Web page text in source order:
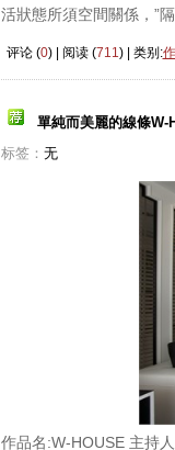
活狀態所須空間關係，”
评论 (0) | 阅读 (711) | 类别:
單純而美麗的線條W-
标签： 无
作品名:W-HOUSE 主持